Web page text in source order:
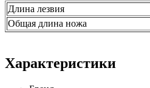
Длина лезвия
Общая длина ножа
Характеристики